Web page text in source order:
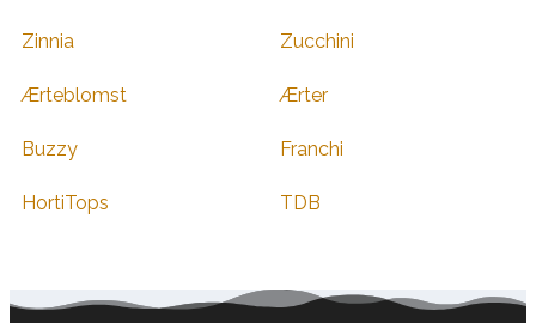
Zinnia Zucchini
Ærteblomst Ærter
Buzzy Franchi
HortiTops TDB